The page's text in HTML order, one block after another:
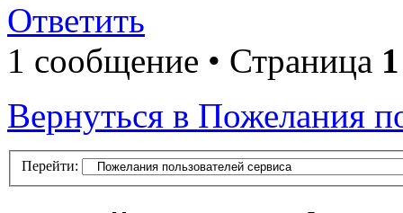
Ответить
1 сообщение • Страница 1
Вернуться в Пожелания
Перейти: